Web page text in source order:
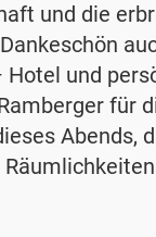
und die
Hotel und
für
Abends,